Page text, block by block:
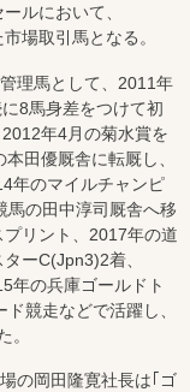
ルにおいて、
場取引馬となる。
理馬として、2011年
8馬身差をつけて初
年4月の菊水賞を
田優厩舎に転厩し、
年のマイルチャンピ
馬の田中淳司厩舎へ移
リント、2017年の道
ーC(Jpn3)2着、
年の兵庫ゴールドト
競走などで活躍し、
。
の岡田隆寛社長は｢ゴ